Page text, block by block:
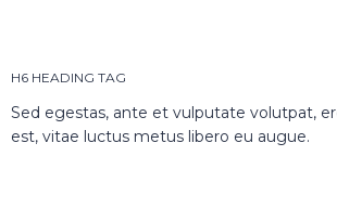
H6 HEADING TAG
Sed egestas, ante et vulputate volutpat,
est, vitae luctus metus libero eu augue.